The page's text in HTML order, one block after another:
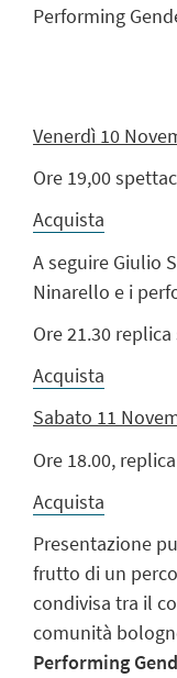
Performing
Venerdì 10
Ore 19,00
Acquista
A seguire Giulio
Ninarello e i
Ore 21.30
Acquista
Sabato 11
Ore 18.00,
Acquista
Presentazione
frutto di un
condivisa tra il
comunità
Performing